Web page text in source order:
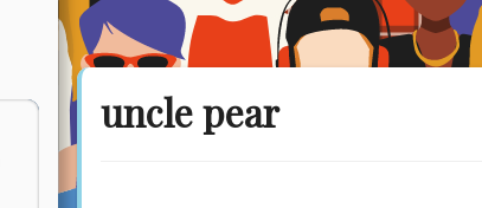
uncle pear